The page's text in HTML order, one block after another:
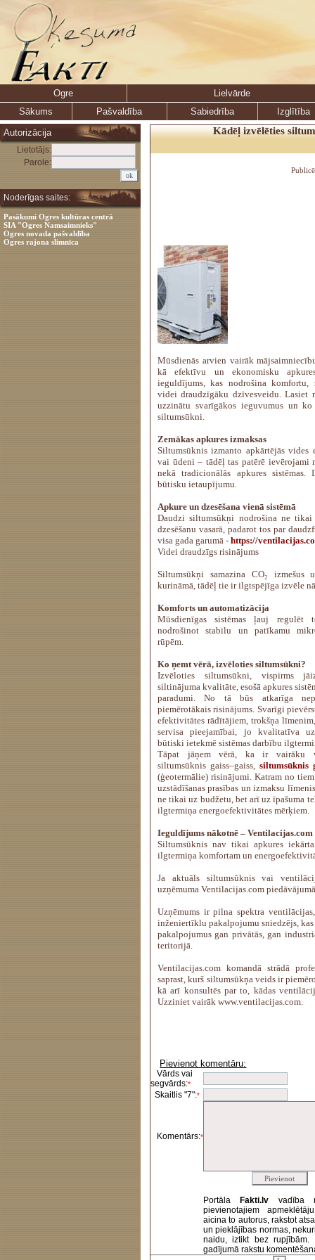
Ogre
Lielvārde
Sākums
Pašvaldība Sabiedrība
Izglītība
Autorizācija
Lietotājs:
Parole:
Noderīgas saites:
Pasākumi Ogres kultūras centrā
SIA "Ogres Namsaimnieks"
Ogres novada pašvaldība
Ogres rajona slimnīca
Kādēļ izvēlēties
Mūsdienās arvien vairāk
kā efektīvu un ekonomisku
ieguldījums, kas nodrošina komfortu,
videi draudzīgāku dzīvesveidu. Lasiet
uzzinātu svarīgākos ieguvumus un
siltumsūkni.
Zemākas apkures izmaksas
Siltumsūknis izmanto apkārtējās vides
vai ūdeni – tādēļ tas patērē ievērojami
nekā tradicionālās apkures sistēmas.
būtisku ietaupījumu.
Apkure un dzesēšana vienā sistēmā
Daudzi siltumsūkņi nodrošina ne
dzesēšanu vasarā, padarot tos par
visa gada garumā - https://
Videi draudzīgs risinājums
Siltumsūkņi samazina CO₂
kurināmā, tādēļ tie ir ilgtspējīga izvēle
Komforts un automatizācija
Mūsdienīgas sistēmas ļauj regulēt
nodrošinot stabilu un patīkamu
rūpēm.
Ko ņemt vērā, izvēloties siltumsūkni?
Izvēloties siltumsūkni, vispirms
siltinājuma kvalitāte, esošā apkures
paradumi. No tā būs atkarīga
piemērotākais risinājums. Svarīgi
efektivitātes rādītājiem, trokšņa
servisa pieejamībai, jo kvalitatīva
būtiski ietekmē sistēmas darbību
Tāpat jāņem vērā, ka ir vairāku
siltumsūknis gaiss–gaiss, siltumsūknis
(ģeotermālie) risinājumi. Katram no
uzstādīšanas prasības un izmaksu
ne tikai uz budžetu, bet arī uz īpašuma
ilgtermiņa energoefektivitātes mērķiem.
Ieguldījums nākotnē – Ventilacijas.com
Siltumsūknis nav tikai apkures
ilgtermiņa komfortam un
Ja aktuāls siltumsūknis vai
uzņēmuma Ventilacijas.com
Uzņēmums ir pilna spektra
inženiertīklu pakalpojumu sniedzējs,
pakalpojumus gan privātās, gan
teritorijā.
Ventilacijas.com komandā strādā
saprast, kurš siltumsūkņa veids ir
kā arī konsultēs par to, kādas
Uzziniet vairāk www.ventilacijas.com.
Pievienot komentāru:
Vārds vai
segvārds:*
Skaitlis "7":*
Komentārs:*
Portāla Fakti.lv vadība
pievienotajiem
aicina to autorus, rakstot
un pieklājības normas,
naidu, iztikt bez rupjībām.
gadījumā rakstu